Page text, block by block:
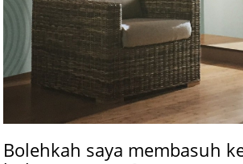
Bolehkah saya membasuh